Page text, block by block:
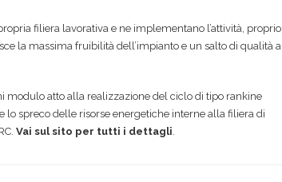
filiera lavorativa e ne implementano l’attività, proprio
la massima fruibilità dell’impianto e un salto di qualità a
modulo atto alla realizzazione del ciclo di tipo rankine
spreco delle risorse energetiche interne alla filiera di
Vai sul sito per tutti i dettagli.